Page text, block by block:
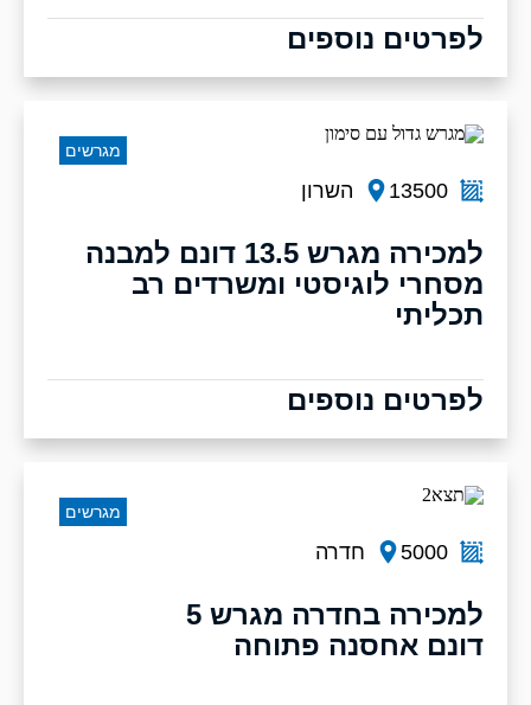
לפרטים נוספים
13500 השרון
למכירה מגרש 13.5 דונם למבנה
מסחרי לוגיסטי ומשרדים רב
תכליתי
לפרטים נוספים
מגרשים
5000 חדרה
למכירה בחדרה מגרש 5
דונם אחסנה פתוחה
מגרשים